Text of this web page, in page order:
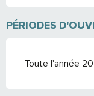
PÉRIODES
Toute l'année